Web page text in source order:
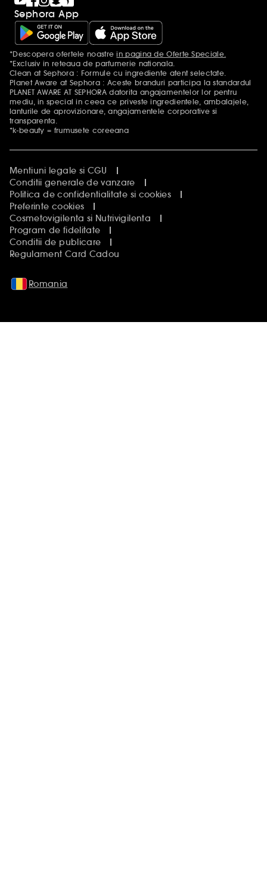
Sephora App
Mentiuni aditionale
*Descopera ofertele noastrein pagina de Oferte Speciale.
*Exclusiv in reteaua de parfumerie nationala.
Clean at Sephora : Formule cu ingrediente atent selectate.
Planet Aware at Sephora : Aceste branduri participa la standardul
PLANET AWARE AT SEPHORA datorita angajamentelor lor pentru
mediu, in special in ceea ce priveste ingredientele, ambalajele,
lanturile de aprovizionare, angajamentele corporative si
transparenta.
*k-beauty = frumusete coreeana
Mentiuni legale si CGU
Conditii generale de vanzare
Politica de confidentialitate si cookies
Preferinte cookies
Cosmetovigilenta si Nutrivigilenta
Program de fidelitate
Conditii de publicare
Regulament Card Cadou
Romania